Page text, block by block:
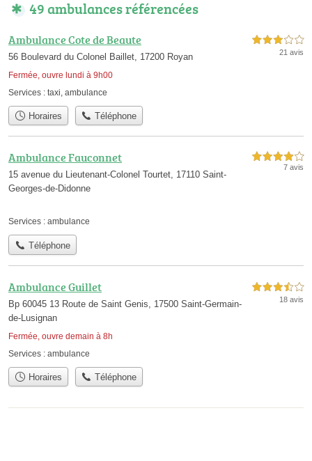
49 ambulances référencées
Ambulance Cote de Beaute
56 Boulevard du Colonel Baillet, 17200 Royan
Fermée, ouvre lundi à 9h00
3,0 étoiles sur 5
21 avis
Services : taxi, ambulance
Horaires Téléphone
Ambulance Fauconnet
15 avenue du Lieutenant-Colonel Tourtet, 17110 Saint-
Georges-de-Didonne
4,0 étoiles sur 5
7 avis
Services : ambulance
Téléphone
Ambulance Guillet
Bp 60045 13 Route de Saint Genis, 17500 Saint-Germain-
de-Lusignan
Fermée, ouvre demain à 8h
3,5 étoiles sur 5
18 avis
Services : ambulance
Horaires Téléphone